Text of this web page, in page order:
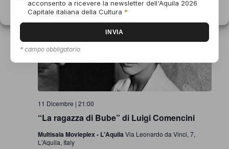
Informativa sui cookieDichiarazione sulla Privacy
11
“La ragazza di Bube” di Luigi Comencini
11 Dicembre | 21:00
Multisala Movieplex - L'Aquila Via Leonardo da Vinci, 7,
L'Aquila, Italy
acconsento a ricevere la newsletter dell'Aquila 2026
Capitale italiana della Cultura *
* campo obbligatorio